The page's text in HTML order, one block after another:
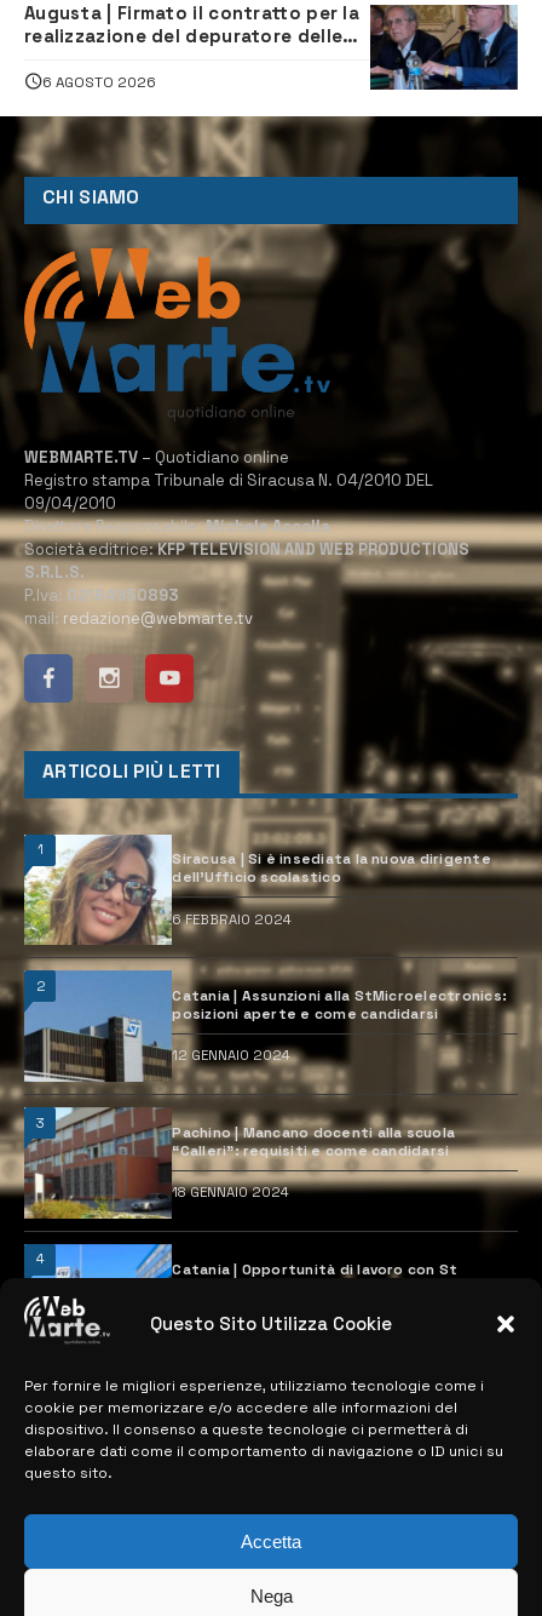
Questo Sito Utilizza Cookie
Per fornire le migliori esperienze, utilizziamo tecnologie come i
cookie per memorizzare e/o accedere alle informazioni del
dispositivo. Il consenso a queste tecnologie ci permetterà di
elaborare dati come il comportamento di navigazione o ID unici su
questo sito.
Accetta
Nega
Augusta | Firmato il contratto per la
realizzazione del depuratore delle
6 AGOSTO 2026
CHI SIAMO
WEBMARTE.TV – Quotidiano online
Registro stampa Tribunale di Siracusa N. 04/2010 DEL
09/04/2010
Direttore Responsabile:Michele Accolla
Società editrice:KFP TELEVISION AND WEB PRODUCTIONS
S.R.L.S.
P.Iva: 02184950893
mail: redazione@webmarte.tv
ARTICOLI PIÙ LETTI
1
Siracusa | Si è insediata la nuova dirigente
dell’Ufficio scolastico
6 FEBBRAIO 2024
2
Catania | Assunzioni alla StMicroelectronics:
posizioni aperte e come candidarsi
12 GENNAIO 2024
3
Pachino | Mancano docenti alla scuola
“Calleri”: requisiti e come candidarsi
18 GENNAIO 2024
4
Catania | Opportunità di lavoro con St
28 MARZO 2024
MAPPA DEL SITO
> NOTIZIE
> CONTATTI